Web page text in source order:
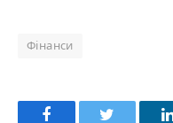
Фінанси
Facebook